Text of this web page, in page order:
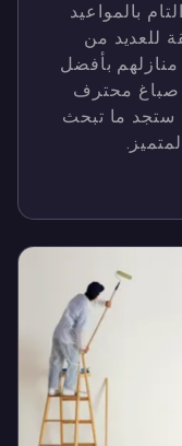
بالمواعيد
للعديد من
بأفضل
محترف
ستجد ما تبحث